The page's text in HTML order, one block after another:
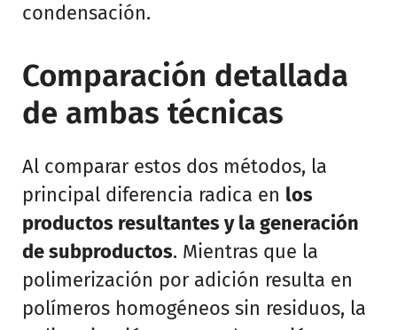
condensación.
Comparación detallada
de ambas técnicas
Al comparar estos dos métodos, la
principal diferencia radica en los
productos resultantes y la generación
de subproductos. Mientras que la
polimerización por adición resulta en
polímeros homogéneos sin residuos, la